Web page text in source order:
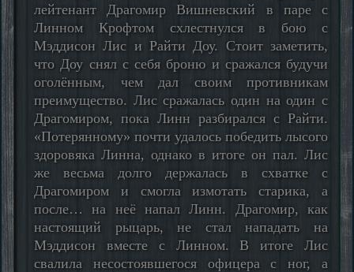
лейтенант Драгомир Вишневский в паре с
Линном Крофтом схлестнулся в бою с
Мэддисон Лис и Райти Доу. Стоит заметить,
что Доу снял с себя броню и сражался будучи
оголённым, чем дал своим противникам
преимущество. Лис сражалась один на один с
Драгомиром, пока Линн разбирался с Райти.
«Потерянному» почти удалось победить лысого
здоровяка Линна, однако в итоге он пал. Лис
же весьма долго держалась в схватке с
Драгомиром и смогла измотать старика, а
после… на неё напал Линн. Драгомир, как
настоящий рыцарь, не стал нападать на
Мэддисон вместе с Линном. В итоге Лис
свалила несостоявшегося офицера с ног, а